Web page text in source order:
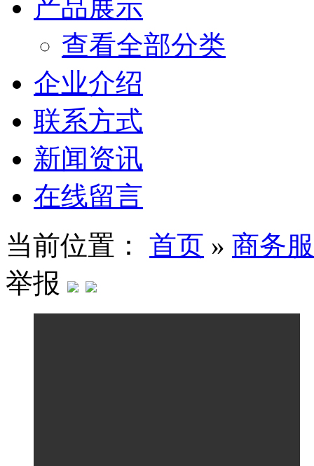
产品展示
查看全部分类
企业介绍
联系方式
新闻资讯
在线留言
当前位置： 首页 » 商务
举报